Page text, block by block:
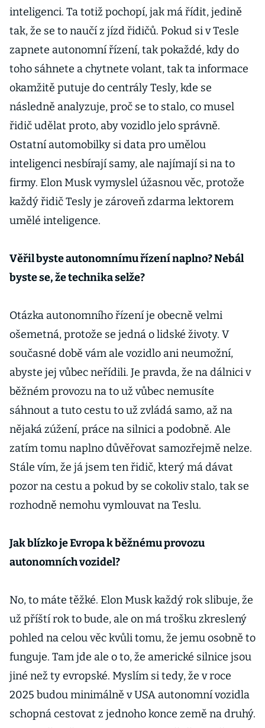
inteligenci. Ta totiž pochopí, jak má řídit, jedině
tak, že se to naučí z jízd řidičů. Pokud si v Tesle
zapnete autonomní řízení, tak pokaždé, kdy do
toho sáhnete a chytnete volant, tak ta informace
okamžitě putuje do centrály Tesly, kde se
následně analyzuje, proč se to stalo, co musel
řidič udělat proto, aby vozidlo jelo správně.
Ostatní automobilky si data pro umělou
inteligenci nesbírají samy, ale najímají si na to
firmy. Elon Musk vymyslel úžasnou věc, protože
každý řidič Tesly je zároveň zdarma lektorem
umělé inteligence.
Věřil byste autonomnímu řízení naplno? Nebál
byste se, že technika selže?
Otázka autonomního řízení je obecně velmi
ošemetná, protože se jedná o lidské životy. V
současné době vám ale vozidlo ani neumožní,
abyste jej vůbec neřídili. Je pravda, že na dálnici v
běžném provozu na to už vůbec nemusíte
sáhnout a tuto cestu to už zvládá samo, až na
nějaká zúžení, práce na silnici a podobně. Ale
zatím tomu naplno důvěřovat samozřejmě nelze.
Stále vím, že já jsem ten řidič, který má dávat
pozor na cestu a pokud by se cokoliv stalo, tak se
rozhodně nemohu vymlouvat na Teslu.
Jak blízko je Evropa k běžnému provozu
autonomních vozidel?
No, to máte těžké. Elon Musk každý rok slibuje, že
už příští rok to bude, ale on má trošku zkreslený
pohled na celou věc kvůli tomu, že jemu osobně to
funguje. Tam jde ale o to, že americké silnice jsou
jiné než ty evropské. Myslím si tedy, že v roce
2025 budou minimálně v USA autonomní vozidla
schopná cestovat z jednoho konce země na druhý.